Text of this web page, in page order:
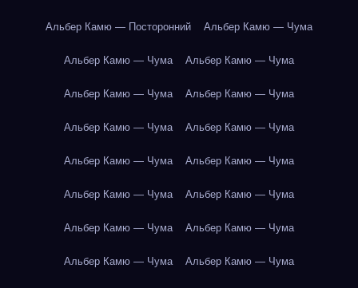
Альбер Камю — Посторонний Альбер Камю — Чума
Альбер Камю — Чума Альбер Камю — Чума
Альбер Камю — Чума Альбер Камю — Чума
Альбер Камю — Чума Альбер Камю — Чума
Альбер Камю — Чума Альбер Камю — Чума
Альбер Камю — Чума Альбер Камю — Чума
Альбер Камю — Чума Альбер Камю — Чума
Альбер Камю — Чума Альбер Камю — Чума